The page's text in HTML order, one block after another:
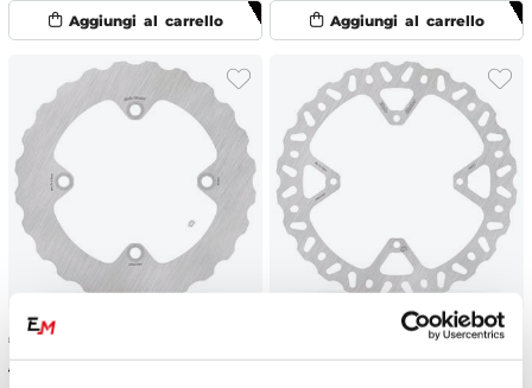
€ 17.10
€ 18.00